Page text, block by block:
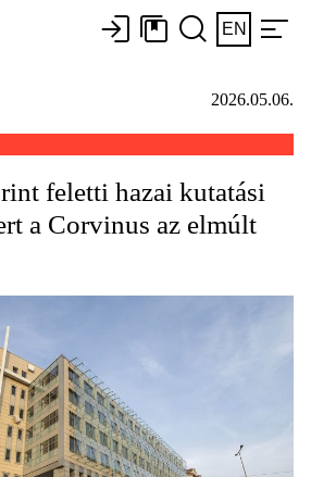
EN
2026.05.06.
feletti hazai kutatási
a Corvinus az elmúlt